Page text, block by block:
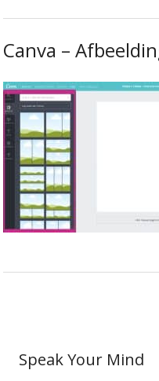
Canva –
Speak Your Mind